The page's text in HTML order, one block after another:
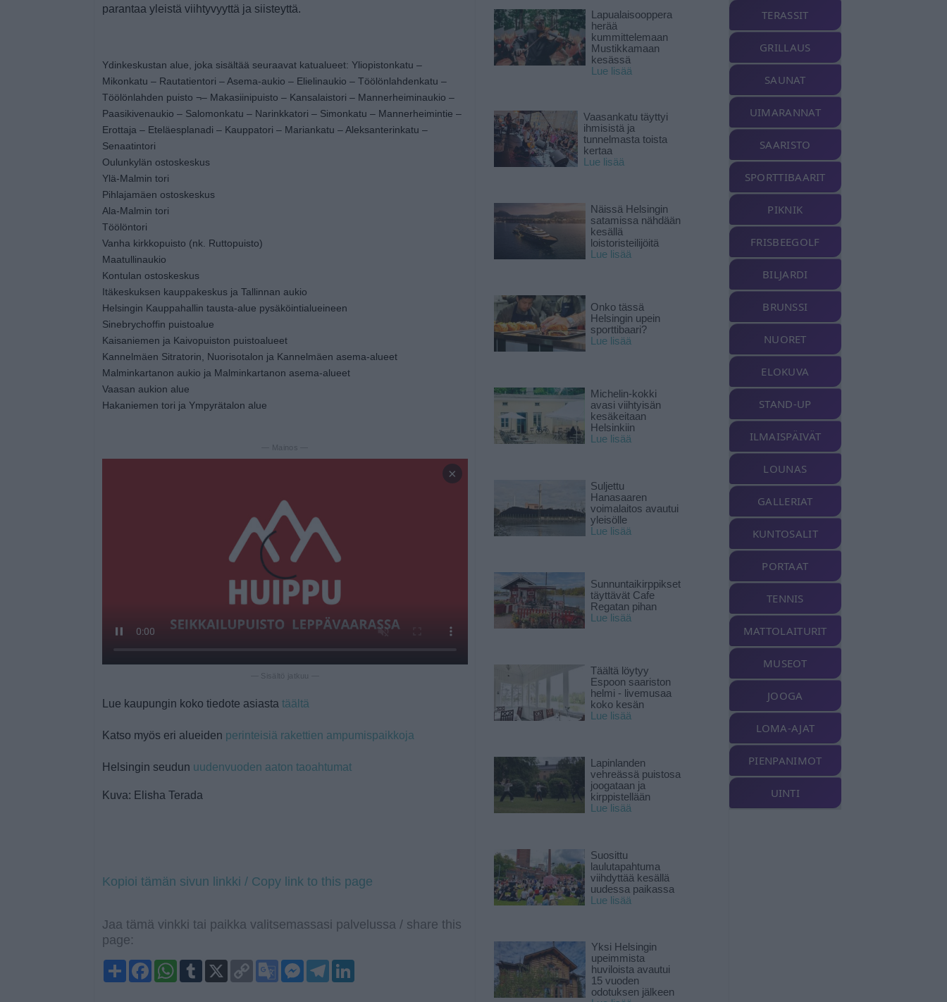
parantaa yleistä viihtyvyyttä ja siisteyttä.
Ydinkeskustan alue, joka sisältää seuraavat katualueet: Yliopistonkatu –
Mikonkatu – Rautatientori – Asema-aukio – Elielinaukio – Töölönlahdenkatu –
Töölönlahden puisto ¬– Makasiinipuisto – Kansalaistori – Mannerheiminaukio –
Paasikivenaukio – Salomonkatu – Narinkkatori – Simonkatu – Mannerheimintie –
Erottaja – Eteläesplanadi – Kauppatori – Mariankatu – Aleksanterinkatu –
Senaatintori
Oulunkylän ostoskeskus
Ylä-Malmin tori
Pihlajamäen ostoskeskus
Ala-Malmin tori
Töölöntori
Vanha kirkkopuisto (nk. Ruttopuisto)
Maatullinaukio
Kontulan ostoskeskus
Itäkeskuksen kauppakeskus ja Tallinnan aukio
Helsingin Kauppahallin tausta-alue pysäköintialueineen
Sinebrychoffin puistoalue
Kaisaniemen ja Kaivopuiston puistoalueet
Kannelmäen Sitratorin, Nuorisotalon ja Kannelmäen asema-alueet
Malminkartanon aukio ja Malminkartanon asema-alueet
Vaasan aukion alue
Hakaniemen tori ja Ympyrätalon alue
— Mainos —
×
— Sisältö jatkuu —
Lue kaupungin koko tiedote asiasta täältä
Katso myös eri alueiden perinteisiä rakettien ampumispaikkoja
Helsingin seudun uudenvuoden aaton taoahtumat
Kuva: Elisha Terada
Kopioi tämän sivun linkki / Copy link to this page
Jaa tämä vinkki tai paikka valitsemassasi palvelussa / share this
page:
S
h
F
a
W
T
X
C
o
G
o
M
T
Lapualaisooppera
herää
kummittelemaan
Mustikkamaan
kesässä
Lue lisää
Vaasankatu täyttyi
ihmisistä ja
tunnelmasta toista
kertaa
Lue lisää
Näissä Helsingin
satamissa nähdään
kesällä
loistoristeilijöitä
Lue lisää
Onko tässä
Helsingin upein
sporttibaari?
Lue lisää
Michelin-kokki
avasi viihtyisän
kesäkeitaan
Helsinkiin
Lue lisää
Suljettu
Hanasaaren
voimalaitos avautui
yleisölle
Lue lisää
Sunnuntaikirppikset
täyttävät Cafe
Regatan pihan
Lue lisää
Täältä löytyy
Espoon saariston
helmi - livemusaa
koko kesän
Lue lisää
Lapinlanden
vehreässä puistosa
joogataan ja
kirppistellään
Lue lisää
Suosittu
laulutapahtuma
viihdyttää kesällä
uudessa paikassa
Lue lisää
Yksi Helsingin
upeimmista
huviloista avautui
15 vuoden
odotuksen jälkeen
TERASSIT
GRILLAUS
SAUNAT
UIMARANNAT
SAARISTO
SPORTTIBAARIT
PIKNIK
FRISBEEGOLF
BILJARDI
BRUNSSI
NUORET
ELOKUVA
STAND-UP
ILMAISPÄIVÄT
LOUNAS
GALLERIAT
KUNTOSALIT
PORTAAT
TENNIS
MATTOLAITURIT
MUSEOT
JOOGA
LOMA-AJAT
PIENPANIMOT
UINTI